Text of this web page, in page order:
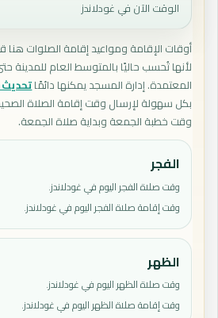
الوقت الآن في غودلاندز
أوقات الإقامة ومواعيد إقامة الصلوات هنا
لأنها تُحسب حاليًا بالمتوسط العام للمدينة
المعتمدة. إدارة المسجد يمكنها دائمًا
بكل سهولة لإرسال وقت إقامة الصلاة
وقت خطبة الجمعة وبداية صلاة الجمعة.
الفجر
وقت صلاة الفجر اليوم في غودلاندز.
وقت إقامة صلاة الفجر اليوم في غودلاندز.
الظهر
وقت صلاة الظهر اليوم في غودلاندز.
وقت إقامة صلاة الظهر اليوم في غودلاندز.